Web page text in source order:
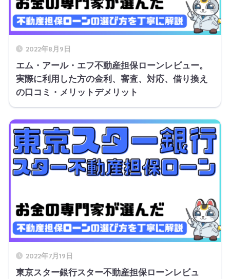
2022年8月9日
エム・アール・エフ不動産担保ローンレビュー。
実際に利用した方の金利、審査、対応、借り換え
の口コミ・メリットデメリット
2022年7月19日
東京スター銀行スター不動産担保ローンレビュ